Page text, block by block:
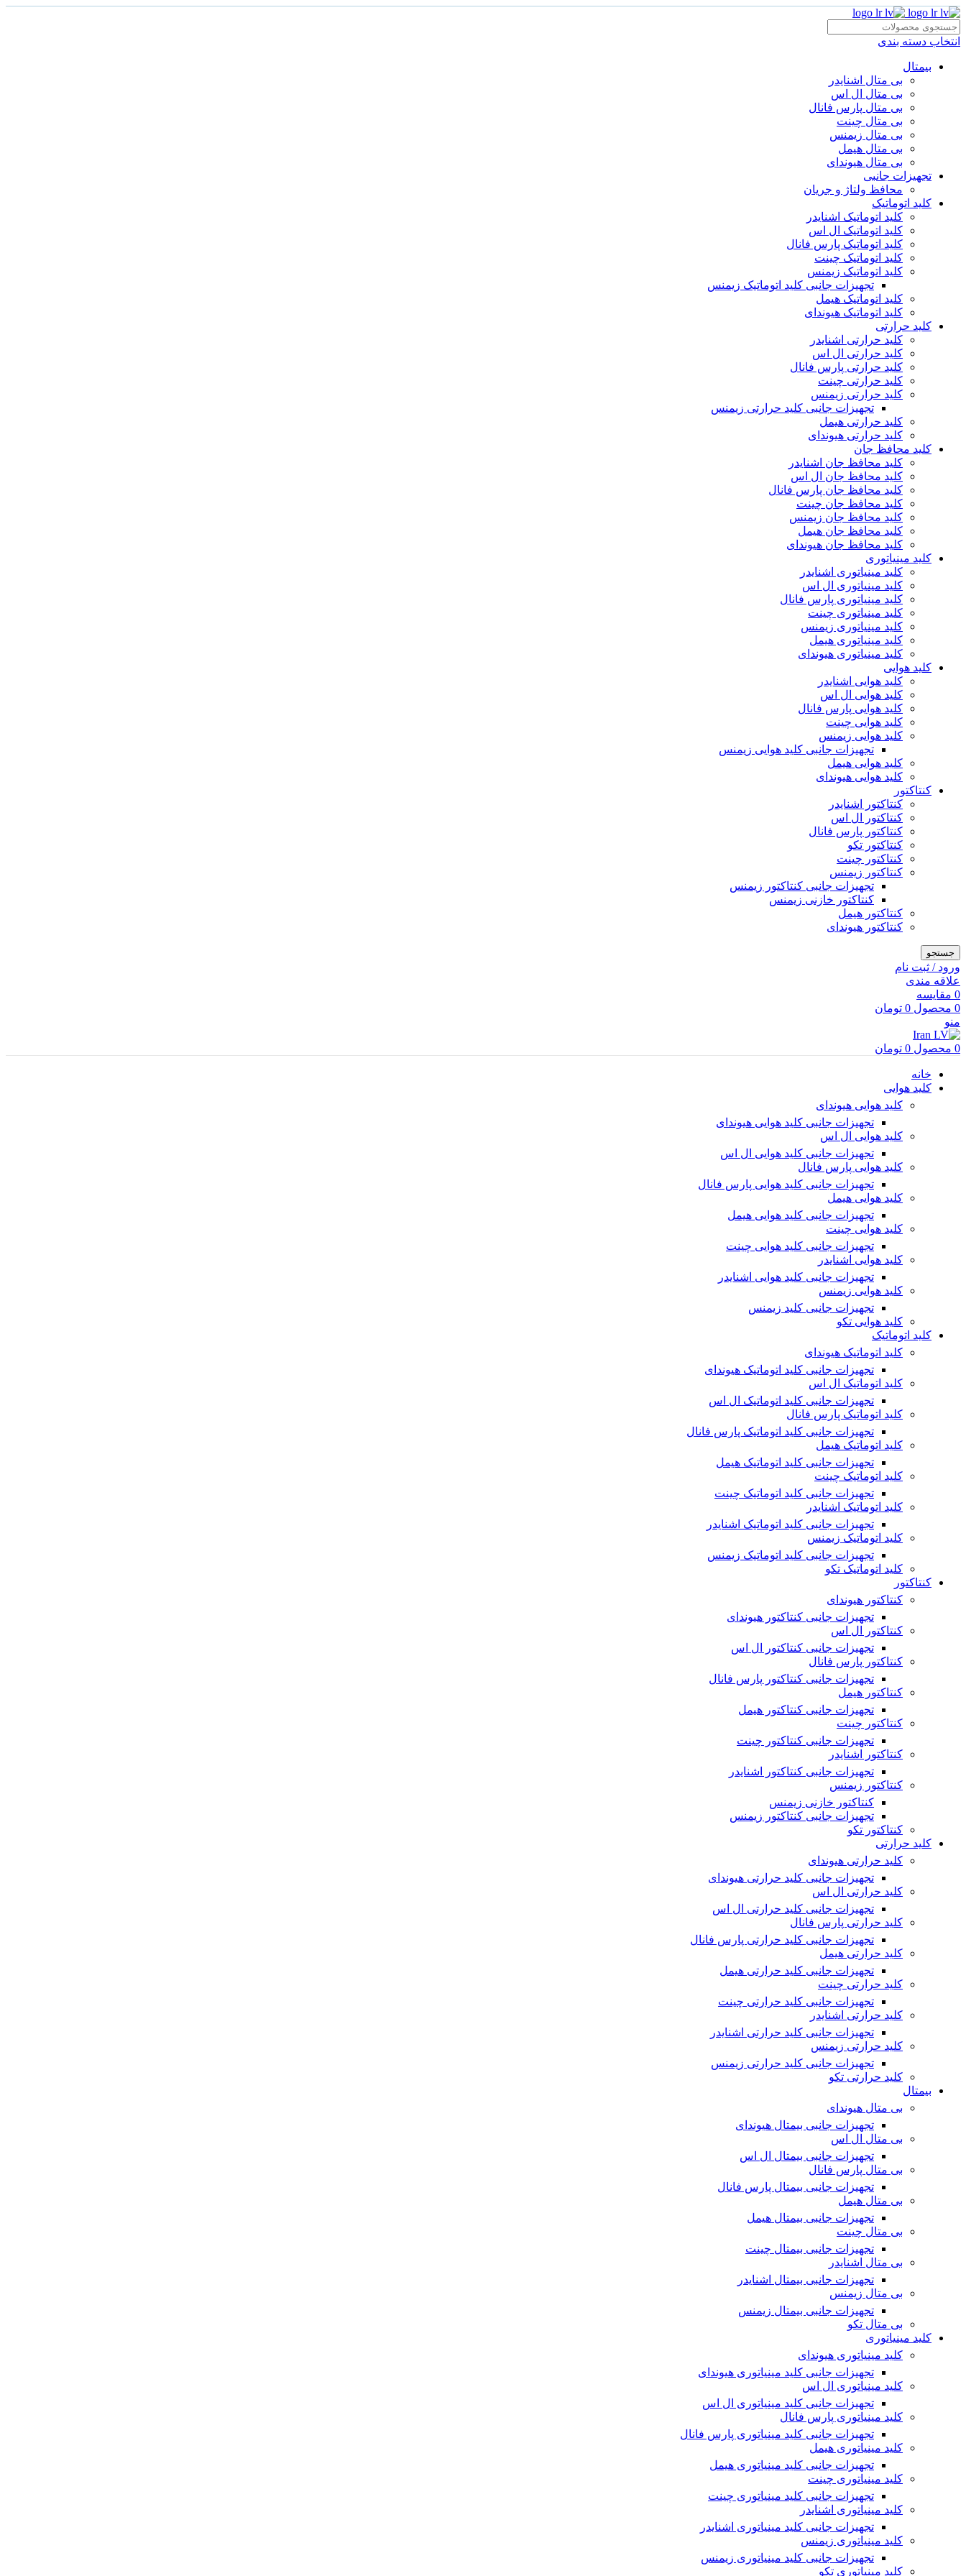
انتخاب دسته بندی
بیمتال
بی متال اشنایدر
بی متال ال اس
بی متال پارس فانال
بی متال چینت
بی متال زیمنس
بی متال هیمل
بی متال هیوندای
تجهیزات جانبی
محافظ ولتاژ و‌ جریان
کلید اتوماتیک
کلید اتوماتیک اشنایدر
کلید اتوماتیک ال اس
کلید اتوماتیک پارس فانال
کلید اتوماتیک چینت
کلید اتوماتیک زیمنس
تجهیزات جانبی کلید اتوماتیک زیمنس
کلید اتوماتیک هیمل
کلید اتوماتیک هیوندای
کلید حرارتی
کلید حرارتی اشنایدر
کلید حرارتی ال اس
کلید حرارتی پارس فانال
کلید حرارتی چینت
کلید حرارتی زیمنس
تجهیزات جانبی کلید حرارتی زیمنس
کلید حرارتی هیمل
کلید حرارتی هیوندای
کلید محافظ جان
کلید محافظ جان اشنایدر
کلید محافظ جان ال اس
کلید محافظ جان پارس فانال
کلید محافظ جان چینت
کلید محافظ جان زیمنس
کلید محافظ جان هیمل
کلید محافظ جان هیوندای
کلید مینیاتوری
کلید مینیاتوری اشنایدر
کلید مینیاتوری ال اس
کلید مینیاتوری پارس فانال
کلید مینیاتوری چینت
کلید مینیاتوری زیمنس
کلید مینیاتوری هیمل
کلید مینیاتوری هیوندای
کلید هوایی
کلید هوایی اشنایدر
کلید هوایی ال اس
کلید هوایی پارس فانال
کلید هوایی چینت
کلید هوایی زیمنس
تجهیزات جانبی کلید هوایی زیمنس
کلید هوایی هیمل
کلید هوایی هیوندای
کنتاکتور
کنتاکتور اشنایدر
کنتاکتور ال اس
کنتاکتور پارس فانال
کنتاکتور تکو
کنتاکتور چینت
کنتاکتور زیمنس
تجهیزات جانبی کنتاکتور زیمنس
کنتاکتور خازنی زیمنس
کنتاکتور هیمل
کنتاکتور هیوندای
جستجو
ورود / ثبت نام
علاقه مندی
0 مقایسه
0 محصول 0 تومان
منو
0 محصول 0 تومان
خانه
کلید هوایی
کلید هوایی هیوندای
تجهیزات جانبی کلید هوایی هیوندای
کلید هوایی ال اس
تجهیزات جانبی کلید هوایی ال اس
کلید هوایی پارس فانال
تجهیزات جانبی کلید هوایی پارس فانال
کلید هوایی هیمل
تجهیزات جانبی کلید هوایی هیمل
کلید هوایی چینت
تجهیزات جانبی کلید هوایی چینت
کلید هوایی اشنایدر
تجهیزات جانبی کلید هوایی اشنایدر
کلید هوایی زیمنس
تجهیزات جانبی کلید زیمنس
کلید هوایی تکو
کلید اتوماتیک
کلید اتوماتیک هیوندای
تجهیزات جانبی کلید اتوماتیک هیوندای
کلید اتوماتیک ال اس
تجهیزات جانبی کلید اتوماتیک ال اس
کلید اتوماتیک پارس فانال
تجهیزات جانبی کلید اتوماتیک پارس فانال
کلید اتوماتیک هیمل
تجهیزات جانبی کلید اتوماتیک هیمل
کلید اتوماتیک چینت
تجهیزات جانبی کلید اتوماتیک چینت
کلید اتوماتیک اشنایدر
تجهیزات جانبی کلید اتوماتیک اشنایدر
کلید اتوماتیک زیمنس
تجهیزات جانبی کلید اتوماتیک زیمنس
کلید اتوماتیک تکو
کنتاکتور
کنتاکتور هیوندای
تجهیزات جانبی کنتاکتور هیوندای
کنتاکتور ال اس
تجهیزات جانبی کنتاکتور ال اس
کنتاکتور پارس فانال
تجهیزات جانبی کنتاکتور پارس فانال
کنتاکتور هیمل
تجهیزات جانبی کنتاکتور هیمل
کنتاکتور چینت
تجهیزات جانبی کنتاکتور چینت
کنتاکتور اشنایدر
تجهیزات جانبی کنتاکتور اشنایدر
کنتاکتور زیمنس
کنتاکتور خازنی زیمنس
تجهیزات جانبی کنتاکتور زیمنس
کنتاکتور تکو
کلید حرارتی
کلید حرارتی هیوندای
تجهیزات جانبی کلید حرارتی هیوندای
کلید حرارتی ال اس
تجهیزات جانبی کلید حرارتی ال اس
کلید حرارتی پارس فانال
تجهیزات جانبی کلید حرارتی پارس فانال
کلید حرارتی هیمل
تجهیزات جانبی کلید حرارتی هیمل
کلید حرارتی چینت
تجهیزات جانبی کلید حرارتی چینت
کلید حرارتی اشنایدر
تجهیزات جانبی کلید حرارتی اشنایدر
کلید حرارتی زیمنس
تجهیزات جانبی کلید حرارتی زیمنس
کلید حرارتی تکو
بیمتال
بی متال هیوندای
تجهیزات جانبی بیمتال هیوندای
بی متال ال اس
تجهیزات جانبی بیمتال ال اس
بی متال پارس فانال
تجهیزات جانبی بیمتال پارس فانال
بی متال هیمل
تجهیزات جانبی بیمتال هیمل
بی متال چینت
تجهیزات جانبی بیمتال چینت
بی متال اشنایدر
تجهیزات جانبی بیمتال اشنایدر
بی متال زیمنس
تجهیزات جانبی بیمتال زیمنس
بی متال تکو
کلید مینیاتوری
کلید مینیاتوری هیوندای
تجهیزات جانبی کلید مینیاتوری هیوندای
کلید مینیاتوری ال اس
تجهیزات جانبی کلید مینیاتوری ال اس
کلید مینیاتوری پارس فانال
تجهیزات جانبی کلید مینیاتوری پارس فانال
کلید مینیاتوری هیمل
تجهیزات جانبی کلید مینیاتوری هیمل
کلید مینیاتوری چینت
تجهیزات جانبی کلید مینیاتوری چینت
کلید مینیاتوری اشنایدر
تجهیزات جانبی کلید مینیاتوری اشنایدر
کلید مینیاتوری زیمنس
تجهیزات جانبی کلید مینیاتوری زیمنس
کلید مینیاتوری تکو